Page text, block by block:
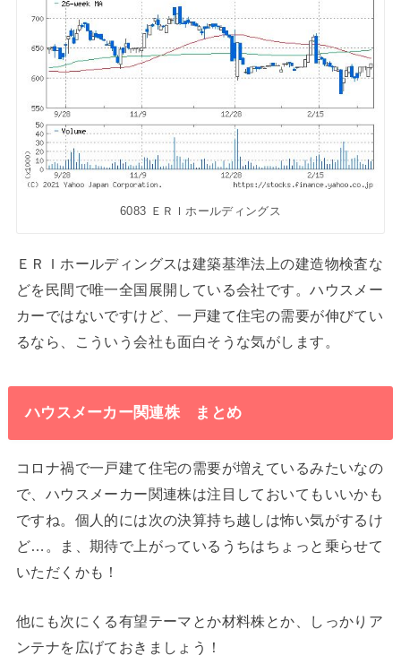
6083 ＥＲＩホールディングス
ＥＲＩホールディングスは建築基準法上の建造物検査な
どを民間で唯一全国展開している会社です。ハウスメー
カーではないですけど、一戸建て住宅の需要が伸びてい
るなら、こういう会社も面白そうな気がします。
ハウスメーカー関連株 まとめ
コロナ禍で一戸建て住宅の需要が増えているみたいなの
で、ハウスメーカー関連株は注目しておいてもいいかも
ですね。個人的には次の決算持ち越しは怖い気がするけ
ど…。ま、期待で上がっているうちはちょっと乗らせて
いただくかも！
他にも次にくる有望テーマとか材料株とか、しっかりア
ンテナを広げておきましょう！